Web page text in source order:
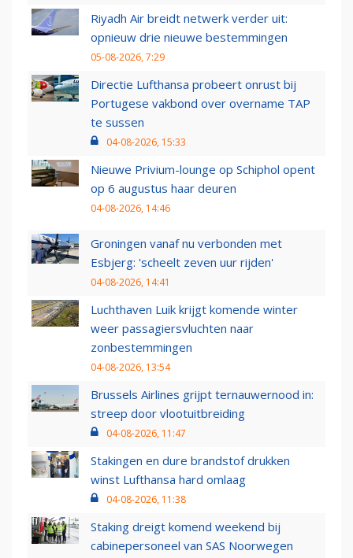
Riyadh Air breidt netwerk verder uit:
opnieuw drie nieuwe bestemmingen
05-08-2026, 7:29
Directie Lufthansa probeert onrust bij
Portugese vakbond over overname TAP
te sussen
04-08-2026, 15:33
Nieuwe Privium-lounge op Schiphol opent
op 6 augustus haar deuren
04-08-2026, 14:46
Groningen vanaf nu verbonden met
Esbjerg: 'scheelt zeven uur rijden'
04-08-2026, 14:41
Luchthaven Luik krijgt komende winter
weer passagiersvluchten naar
zonbestemmingen
04-08-2026, 13:54
Brussels Airlines grijpt ternauwernood in:
streep door vlootuitbreiding
04-08-2026, 11:47
Stakingen en dure brandstof drukken
winst Lufthansa hard omlaag
04-08-2026, 11:38
Staking dreigt komend weekend bij
cabinepersoneel van SAS Noorwegen